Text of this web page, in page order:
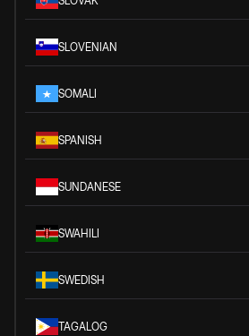
SLOVENIAN
SOMALI
SPANISH
SUNDANESE
SWAHILI
SWEDISH
TAGALOG